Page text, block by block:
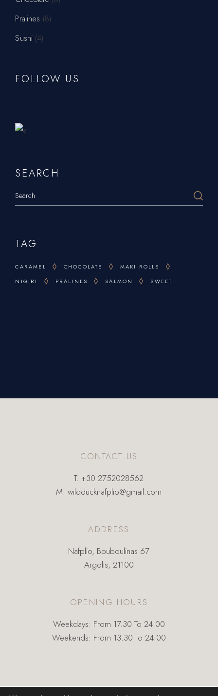
Pralines 8
Sushi 4
FOLLOW US
SEARCH
TAG
CARAMEL CHOCOLATE
MAKI ROLLS
NIGIRI
PRALINES SALMON SWEET
CONTACT US
T.+30 2752028562
M.wildducknafplio@gmail.com
ADDRESS
Nafplio, Bouboulinas 67
Argolis, 21100
OPENING HOURS
Weekdays: From 17.30 To 24.00
Weekends: From 13.30 To 24:00